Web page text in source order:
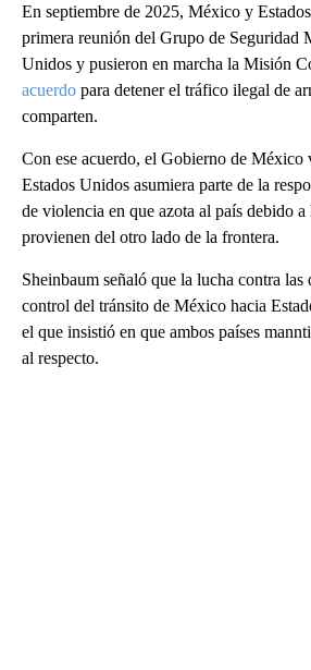
En septiembre de 2025, México y
primera reunión del Grupo de Seguridad
Unidos y pusieron en marcha la Misión
acuerdo para detener el tráfico ilegal de
comparten.
Con ese acuerdo, el Gobierno de México
Estados Unidos asumiera parte de la
de violencia en que azota al país debido a
provienen del otro lado de la frontera.
Sheinbaum señaló que la lucha contra las
control del tránsito de México hacia
el que insistió en que ambos países
al respecto.